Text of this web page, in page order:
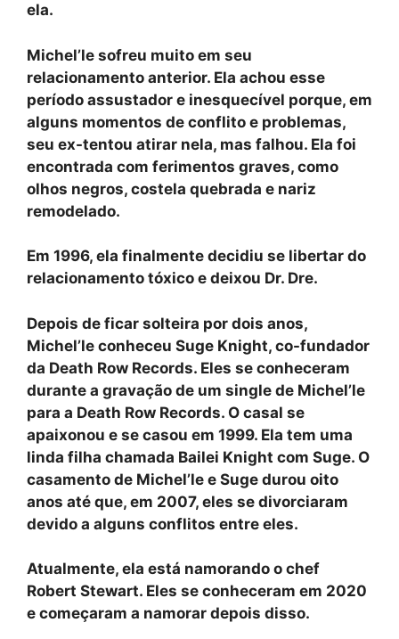
ela.
Michel’le sofreu muito em seu
relacionamento anterior. Ela achou esse
período assustador e inesquecível porque, em
alguns momentos de conflito e problemas,
seu ex-tentou atirar nela, mas falhou. Ela foi
encontrada com ferimentos graves, como
olhos negros, costela quebrada e nariz
remodelado.
Em 1996, ela finalmente decidiu se libertar do
relacionamento tóxico e deixou Dr. Dre.
Depois de ficar solteira por dois anos,
Michel’le conheceu Suge Knight, co-fundador
da Death Row Records. Eles se conheceram
durante a gravação de um single de Michel’le
para a Death Row Records. O casal se
apaixonou e se casou em 1999. Ela tem uma
linda filha chamada Bailei Knight com Suge. O
casamento de Michel’le e Suge durou oito
anos até que, em 2007, eles se divorciaram
devido a alguns conflitos entre eles.
Atualmente, ela está namorando o chef
Robert Stewart. Eles se conheceram em 2020
e começaram a namorar depois disso.